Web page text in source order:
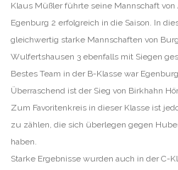
Klaus Müßler führte seine Mannschaft
Egenburg 2 erfolgreich in die Saison. In
gleichwertig starke Mannschaften von
Wulfertshausen 3 ebenfalls mit Siegen
Bestes Team in der B-Klasse war
Überraschend ist der Sieg von Birkhahn
Zum Favoritenkreis in dieser Klasse ist
zu zählen, die sich überlegen gegen
haben.
Starke Ergebnisse wurden auch in der C-